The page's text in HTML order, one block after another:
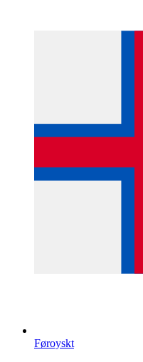
Føroyskt